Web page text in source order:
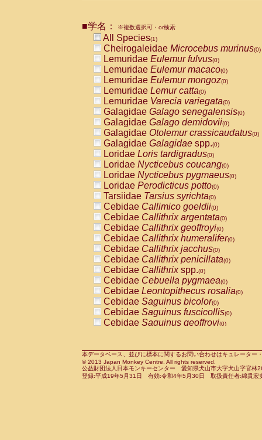
CebidaeCebus nigrivittatus
CebidaeCebus
CebidaeSaimiri boliviensis(0)
CebidaeSaimiri sciureus(0)
AtelidaeAlouatta caraya(0)
AtelidaeAlouatta fusca(0)
AtelidaeAlouatta seniculus
AtelidaeAlouattaspp.(0)
AtelidaeAteles belzebuth(0)
AtelidaeAteles geoffroyi(0)
AtelidaeAteles paniscus(0)
AtelidaeAtelesspp.(0)
Atelidae Lagothrix lagothricha
AtelidaeLagothrix lagothricha cana
PitheciidaeCacajao calvus
PitheciidaeCallicebus cupreus
PitheciidaeCallicebus donacophilus
PitheciidaeCallicebus moloch
PitheciidaeCallicebus torquatus
PitheciidaeCallicebusspp.(0)
PitheciidaeChiropotes satanas(0)
PitheciidaePithecia monachus
PitheciidaePithecia pithecia(0)
CercopithecidaeCercocebus agilis
CercopithecidaeCercocebus
CercopithecidaeCercocebus
CercopithecidaeCercocebus
CercopithecidaeCercocebus
CercopithecidaeCercocebushybrid
CercopithecidaePapio anubis(0)
CercopithecidaePapio cynocephalus
CercopithecidaePapio hamadryas(0)
■学名： ※複数選択可・or検索
All Species(1)
Cheirogaleidae Microcebus murinus(0)
Lemuridae Eulemur fulvus(0)
Lemuridae Eulemur macaco(0)
Lemuridae Eulemur mongoz(0)
Lemuridae Lemur catta(0)
Lemuridae Varecia variegata(0)
Galagidae Galago senegalensis(0)
Galagidae Galago demidovii(0)
Galagidae Otolemur crassicaudatus(0)
Galagidae Galagidae spp.(0)
Loridae Loris tardigradus(0)
Loridae Nycticebus coucang(0)
Loridae Nycticebus pygmaeus(0)
Loridae Perodicticus potto(0)
Tarsiidae Tarsius syrichta(0)
Cebidae Callimico goeldii(0)
Cebidae Callithrix argentata(0)
Cebidae Callithrix geoffroyi(0)
Cebidae Callithrix humeralifer(0)
Cebidae Callithrix jacchus(0)
Cebidae Callithrix penicillata(0)
Cebidae Callithrixspp.(0)
Cebidae Cebuella pygmaea(0)
Cebidae Leontopithecus rosalia(0)
Cebidae Saguinus bicolor(0)
Cebidae Saguinus fuscicollis(0)
Cebidae Saguinus geoffroyi(0)
CebidaeSaguinus leucopus(0)
CebidaeSaguinus midas(0)
Cebidae Saguinus mystax(0)
本データベース、並びに標本に関するお問い合わせはキュレータ
© 2013 Japan Monkey Centre. All rights reserved.
公益財団法人日本モンキーセンター 愛知県犬山市大字犬山字官
登録:平成19年5月31日 有効:令和4年5月30日 取扱責任者:綿貫宏